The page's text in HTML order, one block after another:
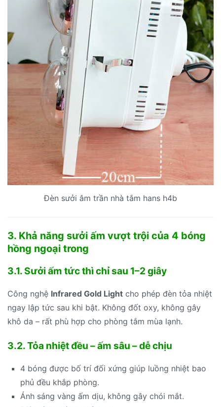
Đèn sưởi âm trần nhà tắm hans h4b
3. Khả năng sưởi ấm vượt trội của 4 bóng
hồng ngoại trong
3.1. Sưởi ấm tức thì chỉ sau 1–2 giây
Công nghệ Infrared Gold Light cho phép đèn tỏa nhiệt
ngay lập tức sau khi bật. Không đốt oxy, không gây
khô da – rất phù hợp cho phòng tắm mùa lạnh.
3.2. Tỏa nhiệt đều – ấm sâu – dễ chịu
4 bóng được bố trí đối xứng giúp luồng nhiệt bao
phủ đều khắp phòng.
Ánh sáng vàng ấm dịu, không gây chói mắt.